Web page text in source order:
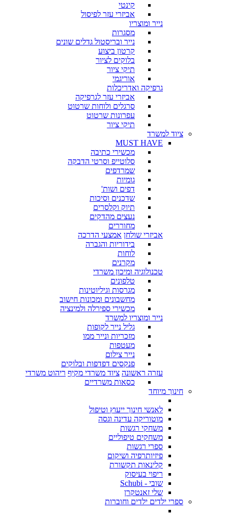
קינטי
אביזרי עזר לפיסול
נייר ומוצריו
מסגרות
נייר ובריסטול גדלים שונים
קרטון ביצוע
בלוקים לציור
תיקי ציור
אוריגמי
גרפיקה ואדריכלות
אביזרי עזר לגרפיקה
סרגלים ולוחות שרטוט
עפרונות שרטוט
תיקי ציור
ציוד למשרד
MUST HAVE
מכשירי כתיבה
סלוטייפ וסרטי הדבקה
שמרדפים
גומיות
דפים ושות'
שדכנים וסיכות
תיוק וקלסרים
נעצים מהדקים
מחוררים
אביזרי שולחן אמצעי הדרכה
בידוריות והגברה
לוחות
מקרנים
טכנולוגיה ומיכון משרדי
טלפונים
מגרסות וגיליוטינות
מחשבונים ומכונות חישוב
מכשירי ספירלה ולמינציה
נייר ומוצריו למשרד
גליל נייר לקופות
מזכריות ונייר ממו
מעטפות
נייר צילום
פנקסים דפדפות ובלוקים
עזרה ראשונה ציוד משרדי מקיף ריהוט משרדי
כסאות משרדיים
חינוך מיוחד
לאנשי חינוך ייעוץ וטיפול
מוטוריקה עדינה וגסה
משחקי רגשות
משחקים טיפוליים
ספרי רגשות
פיזיותרפיה ושיקום
קלינאות תקשורת
ריפוי בעיסוק
שובי - Schubi
שלי זאנטקרן
ספרי ילדים ילדים וחוברות